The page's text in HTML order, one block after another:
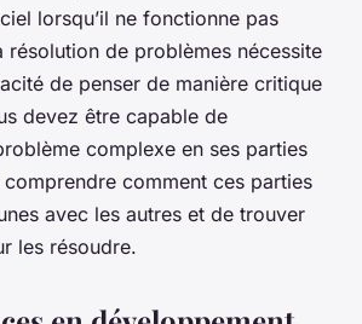
lorsqu’il ne fonctionne pas
résolution de problèmes nécessite
de penser de manière critique
devez être capable de
complexe en ses parties
comment ces parties
avec les autres et de trouver
les résoudre.